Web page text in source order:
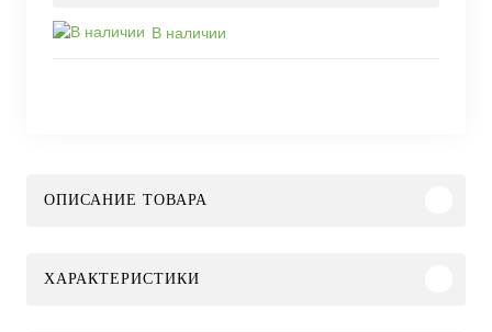
В наличии
ОПИСАНИЕ ТОВАРА
ХАРАКТЕРИСТИКИ